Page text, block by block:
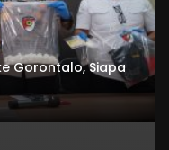
Gorontalo, Siapa